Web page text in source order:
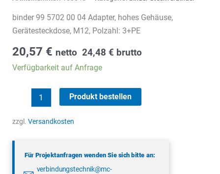
binder 99 5702 00 04 Adapter, hohes Gehäuse,
Gerätesteckdose, M12, Polzahl: 3+PE
20,57 € netto 24,48 € brutto
Verfügbarkeit auf Anfrage
5702
Produkt bestellen
zzgl. Versandkosten
Für Projektanfragen wenden Sie sich bitte an:
verbindungstechnik@mc-